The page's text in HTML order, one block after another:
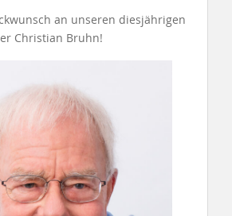
an unseren diesjährigen
Christian Bruhn!